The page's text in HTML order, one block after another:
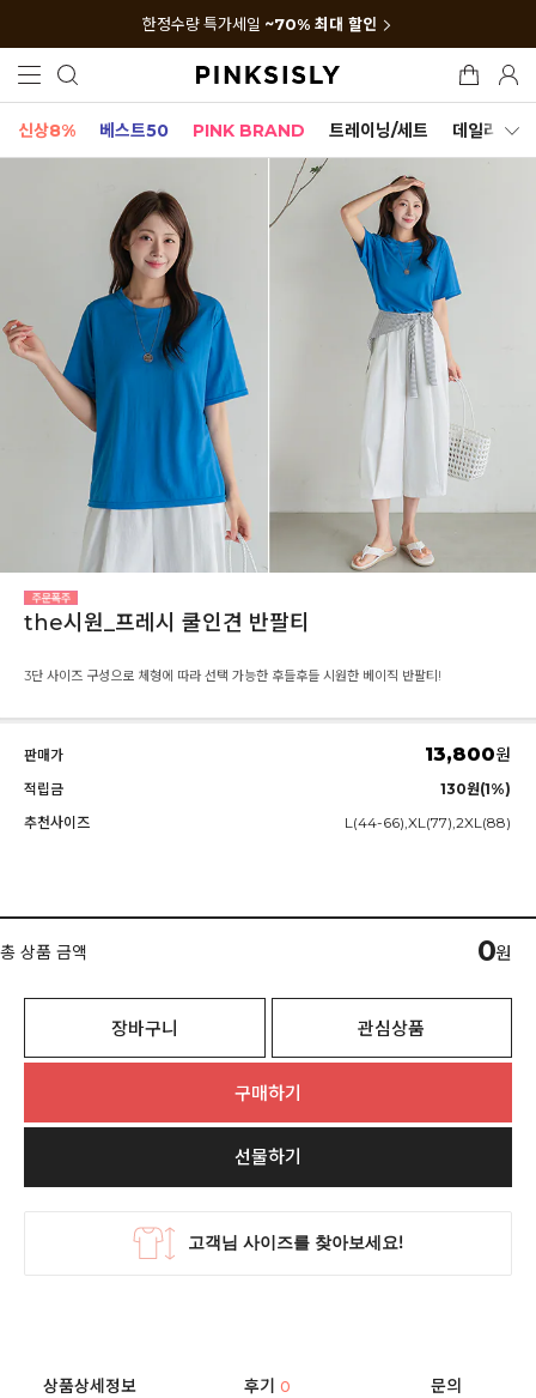
한정수량 특가세일 ~70% 최대 할인
신상8% 베스트50 PINK BRAND 트레이닝/세트 데일리세트
the시원_프레시 쿨인견 반팔티
3단 사이즈 구성으로 체형에 따라 선택 가능한 후들후들 시원한 베이직 반팔티!
판매가 13,800원
적립금
130원(1%)
추천사이즈
L(44-66),XL(77),2XL(88)
총 상품 금액 0원
장바구니 관심상품
구매하기
선물하기
상품상세정보 후기0 문의